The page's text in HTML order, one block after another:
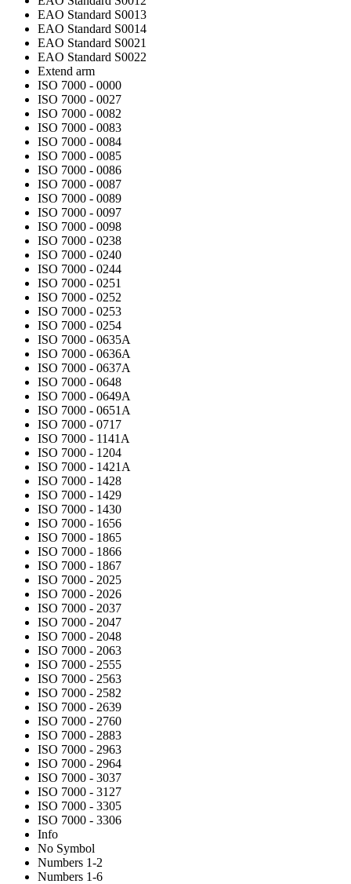
EAO Standard S0013
EAO Standard S0014
EAO Standard S0021
EAO Standard S0022
Extend arm
ISO 7000 - 0000
ISO 7000 - 0027
ISO 7000 - 0082
ISO 7000 - 0083
ISO 7000 - 0084
ISO 7000 - 0085
ISO 7000 - 0086
ISO 7000 - 0087
ISO 7000 - 0089
ISO 7000 - 0097
ISO 7000 - 0098
ISO 7000 - 0238
ISO 7000 - 0240
ISO 7000 - 0244
ISO 7000 - 0251
ISO 7000 - 0252
ISO 7000 - 0253
ISO 7000 - 0254
ISO 7000 - 0635A
ISO 7000 - 0636A
ISO 7000 - 0637A
ISO 7000 - 0648
ISO 7000 - 0649A
ISO 7000 - 0651A
ISO 7000 - 0717
ISO 7000 - 1141A
ISO 7000 - 1204
ISO 7000 - 1421A
ISO 7000 - 1428
ISO 7000 - 1429
ISO 7000 - 1430
ISO 7000 - 1656
ISO 7000 - 1865
ISO 7000 - 1866
ISO 7000 - 1867
ISO 7000 - 2025
ISO 7000 - 2026
ISO 7000 - 2037
ISO 7000 - 2047
ISO 7000 - 2048
ISO 7000 - 2063
ISO 7000 - 2555
ISO 7000 - 2563
ISO 7000 - 2582
ISO 7000 - 2639
ISO 7000 - 2760
ISO 7000 - 2883
ISO 7000 - 2963
ISO 7000 - 2964
ISO 7000 - 3037
ISO 7000 - 3127
ISO 7000 - 3305
ISO 7000 - 3306
Info
No Symbol
Numbers 1-2
Numbers 1-6